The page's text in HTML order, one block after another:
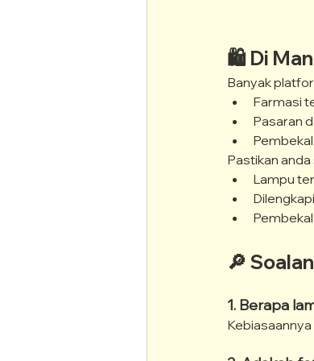
🛍️ Di
Banyak
Farmasi
Pasaran
Pastikan anda
Lampu
🔎
1. Berapa